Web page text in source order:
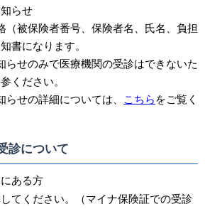
らせ
保険者番号、保険者名、氏名、負担
書になります。
のみで医療機関の受診はできないた
ください。
の詳細については、
こちら をご覧く
診について
ある方
てください。（マイナ保険証での受診